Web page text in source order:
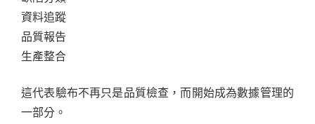
資料追蹤
品質報告
生產整合
這代表驗布不再只是品質檢查，而開始成為數據管理的
一部分。